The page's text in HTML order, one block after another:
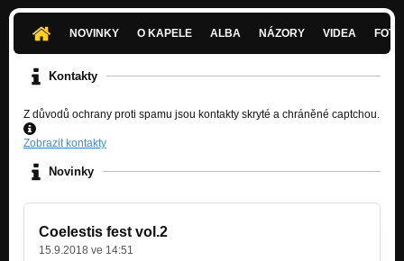
Falling Down
Reborn
Reborn
Stand
Reborn
Destroyer
NOVINKY O KAPELE ALBA NÁZORY VIDEA
Kontakty
Z důvodů ochrany proti spamu jsou kontakty skryté a chráněné captchou.
Zobrazit kontakty
Novinky
Coelestis fest vol.2
15.9.2018 ve 14:51